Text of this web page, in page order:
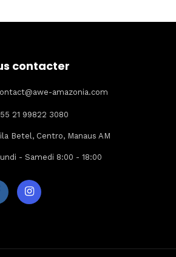
contacter
amazonia.com
21 99822 3080
Betel, Centro, Manaus AM
- Samedi 8:00 - 18:00